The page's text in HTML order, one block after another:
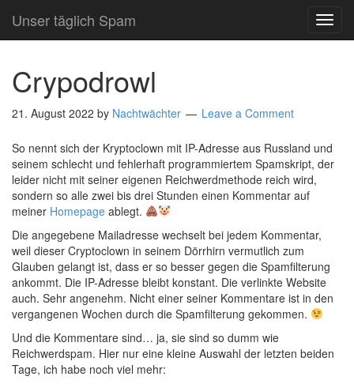
Unser täglich Spam
Crypodrowl
21. August 2022 by Nachtwächter Leave a Comment
So nennt sich der Kryptoclown mit IP-Adresse aus Russland und
seinem schlecht und fehlerhaft programmiertem Spamskript, der
leider nicht mit seiner eigenen Reichwerdmethode reich wird,
sondern so alle zwei bis drei Stunden einen Kommentar auf
meiner Homepage ablegt.
Die angegebene Mailadresse wechselt bei jedem Kommentar,
weil dieser Cryptoclown in seinem Dörrhirn vermutlich zum
Glauben gelangt ist, dass er so besser gegen die Spamfilterung
ankommt. Die IP-Adresse bleibt konstant. Die verlinkte Website
auch. Sehr angenehm. Nicht einer seiner Kommentare ist in den
vergangenen Wochen durch die Spamfilterung gekommen.
Und die Kommentare sind… ja, sie sind so dumm wie
Reichwerdspam. Hier nur eine kleine Auswahl der letzten beiden
Tage, ich habe noch viel mehr: